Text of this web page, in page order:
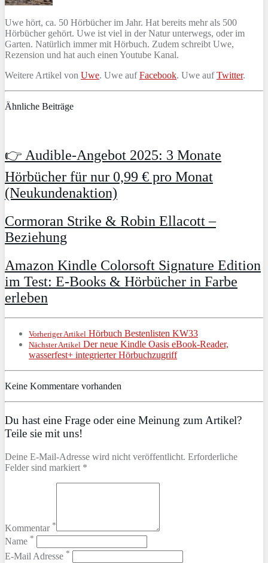
Uwe hört, ca. 50 Hörbücher im Jahr. Hat bereits mehr als 500
Hörbücher gehört. Uwe ist viel in der Natur unterwegs, oder im
Garten. Natürlich immer mit Hörbuch. Zudem schreibt Uwe,
Rezension und hat auch einen Youtube Kanal.
Weitere Artikel von Uwe. Uwe aufFacebook. Uwe aufTwitter.
Ähnliche Beiträge
👉 Audible-Angebot 2025: 3 Monate
Hörbücher für nur 0,99 € pro Monat
(Neukundenaktion)
Cormoran Strike & Robin Ellacott –
Beziehung
Amazon Kindle Colorsoft Signature Edition
im Test: E-Books & Hörbücher in Farbe
erleben
Vorheriger Artikel Hörbuch Bestenlisten KW33
Nächster Artikel Der neue Kindle Oasis eBook-Reader,
wasserfest+ integrierter Hörbuchzugriff
Keine Kommentare vorhanden
Du hast eine Frage oder eine Meinung zum Artikel?
Teile sie mit uns!
Deine E-Mail-Adresse wird nicht veröffentlicht. Erforderliche
Felder sind markiert *
Kommentar *
Name *
E-Mail Adresse *